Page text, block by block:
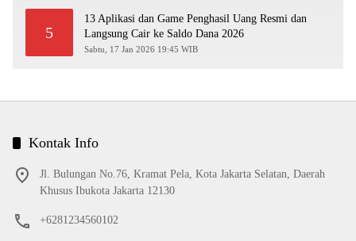
5
13 Aplikasi dan Game Penghasil Uang Resmi dan
Langsung Cair ke Saldo Dana 2026
Sabtu, 17 Jan 2026 19:45 WIB
Kontak Info
Jl. Bulungan No.76, Kramat Pela, Kota Jakarta Selatan, Daerah
Khusus Ibukota Jakarta 12130
+6281234560102